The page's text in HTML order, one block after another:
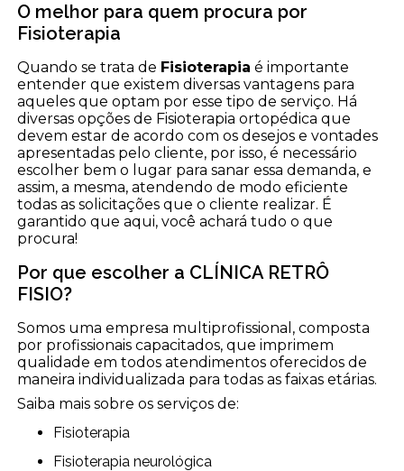
O melhor para quem procura por
Fisioterapia
Quando se trata de Fisioterapia é importante
entender que existem diversas vantagens para
aqueles que optam por esse tipo de serviço. Há
diversas opções de Fisioterapia ortopédica que
devem estar de acordo com os desejos e vontades
apresentadas pelo cliente, por isso, é necessário
escolher bem o lugar para sanar essa demanda, e
assim, a mesma, atendendo de modo eficiente
todas as solicitações que o cliente realizar. É
garantido que aqui, você achará tudo o que
procura!
Por que escolher a CLÍNICA RETRÔ
FISIO?
Somos uma empresa multiprofissional, composta
por profissionais capacitados, que imprimem
qualidade em todos atendimentos oferecidos de
maneira individualizada para todas as faixas etárias.
Saiba mais sobre os serviços de:
Fisioterapia
Fisioterapia neurológica